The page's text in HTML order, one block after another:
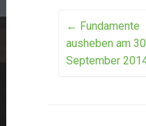
Post
← Fundamente
ausheben am
September